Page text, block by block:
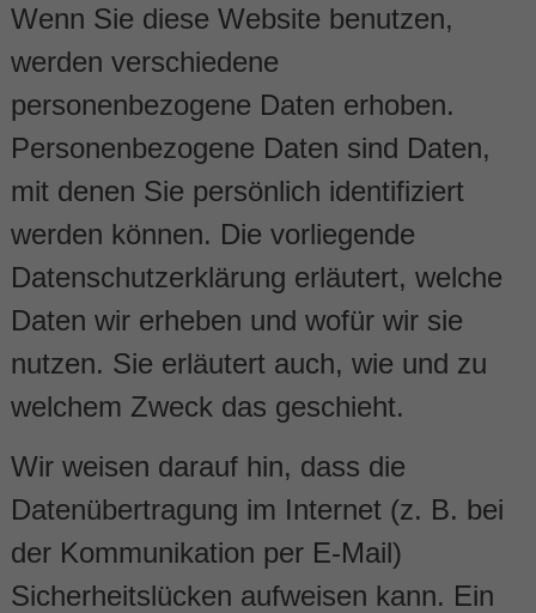
Wenn Sie diese Website benutzen,
werden verschiedene
personenbezogene Daten erhoben.
Personenbezogene Daten sind Daten,
mit denen Sie persönlich identifiziert
werden können. Die vorliegende
Datenschutzerklärung erläutert, welche
Daten wir erheben und wofür wir sie
nutzen. Sie erläutert auch, wie und zu
welchem Zweck das geschieht.
Wir weisen darauf hin, dass die
Datenübertragung im Internet (z. B. bei
der Kommunikation per E-Mail)
Sicherheitslücken aufweisen kann. Ein